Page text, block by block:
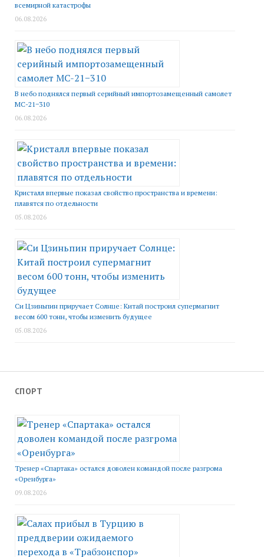
всемирной катастрофы
06.08.2026
В небо поднялся первый серийный импортозамещенный самолет
МС-21−310
06.08.2026
Кристалл впервые показал свойство пространства и времени:
плавятся по отдельности
05.08.2026
Си Цзиньпин приручает Солнце: Китай построил супермагнит
весом 600 тонн, чтобы изменить будущее
05.08.2026
СПОРТ
Тренер «Спартака» остался доволен командой после разгрома
«Оренбурга»
09.08.2026